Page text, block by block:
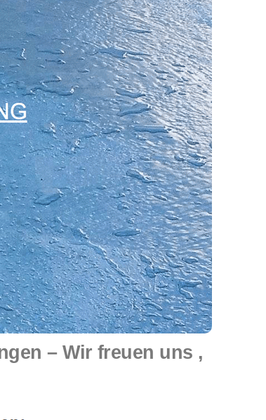
– Wir freuen uns ,